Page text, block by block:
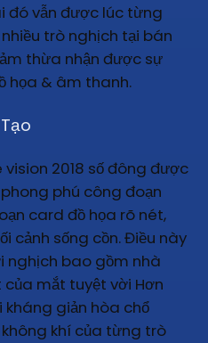
đó vẫn được lúc từng
trò nghịch tại bán
thừa nhận được sự
họa & âm thanh.
2018 số đông được
phú công đoạn
card đồ họa rõ nét,
cảnh sống cồn. Điều này
nghịch bao gồm nhà
mắt tuyệt vời Hơn
kháng giản hòa chổ
khí của từng trò